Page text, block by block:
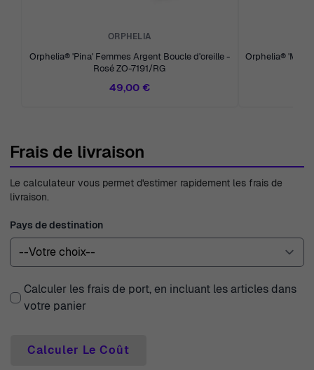
ORPHELIA
Orphelia® 'Pina' Femmes Argent Boucle d'oreille -
Rosé ZO-7191/RG
49,00 €
Orphelia®
Frais de livraison
Le calculateur vous permet d'estimer rapidement les frais de
livraison.
Pays de destination
Calculer les frais de port, en incluant les articles dans
votre panier
Calculer Le Coût